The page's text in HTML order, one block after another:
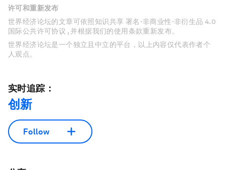
许可和重新发布
世界经济论坛的文章可依照知识共享 署名-非商业性-非衍生品 4.0
国际公共许可协议 , 并根据我们的使用条款重新发布。
世界经济论坛是一个独立且中立的平台，以上内容仅代表作者个
人观点。
实时追踪：
创新
Follow